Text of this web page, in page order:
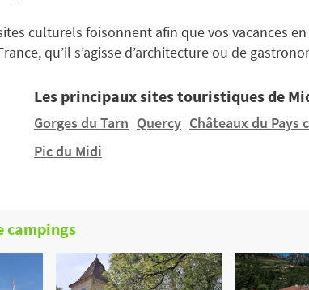
culturels foisonnent afin que vos vacances
qu’il s’agisse d’architecture ou de
Les principaux sites touristiques de
Gorges du Tarn Quercy Châteaux du Pays
Pic du Midi
campings